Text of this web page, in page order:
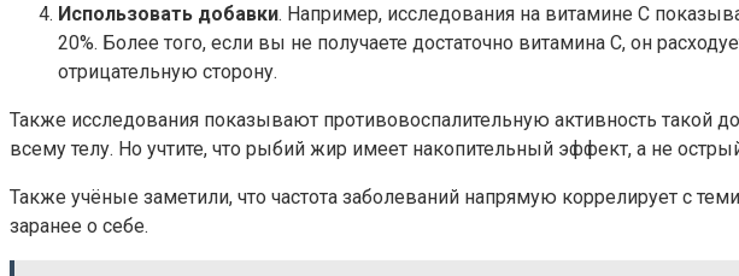
Использовать добавки. Например, исследования на витамине С
20%. Более того, если вы не получаете достаточно витамина С, он
отрицательную сторону.
Также исследования показывают противовоспалительную активность такой
всему телу. Но учтите, что рыбий жир имеет накопительный эффект, а не
Также учёные заметили, что частота заболеваний напрямую коррелирует с
заранее о себе.